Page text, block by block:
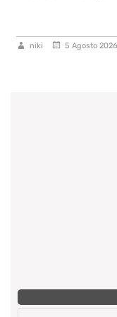
niki 5 Agosto 2026